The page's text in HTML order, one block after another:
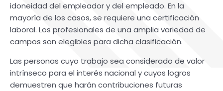
idoneidad del empleador y del empleado. En la
mayoría de los casos, se requiere una certificación
laboral. Los profesionales de una amplia variedad de
campos son elegibles para dicha clasificación.
Las personas cuyo trabajo sea considerado de valor
intrínseco para el interés nacional y cuyos logros
demuestren que harán contribuciones futuras